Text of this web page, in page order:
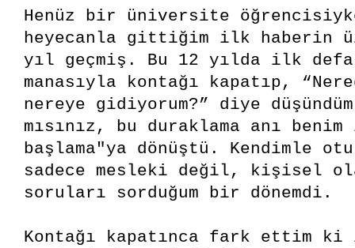
Henüz bir üniversite
heyecanla gittiğim ilk haberin
yıl geçmiş. Bu 12 yılda ilk defa
manasıyla kontağı kapatıp,
nereye gidiyorum?” diye
mısınız, bu duraklama anı
başlama"ya dönüştü. Kendimle
sadece mesleki değil, kişisel
soruları sorduğum bir dönemdi.
Kontağı kapatınca fark ettim